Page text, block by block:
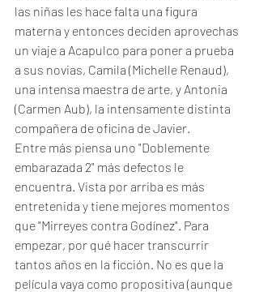
las niñas les hace falta una figura
materna y entonces deciden aprovechas
un viaje a Acapulco para poner a prueba
a sus novias, Camila (Michelle Renaud),
una intensa maestra de arte, y Antonia
(Carmen Aub), la intensamente distinta
compañera de oficina de Javier.
Entre más piensa uno "Doblemente
embarazada 2" más defectos le
encuentra. Vista por arriba es más
entretenida y tiene mejores momentos
que "Mirreyes contra Godínez". Para
empezar, por qué hacer transcurrir
tantos años en la ficción. No es que la
película vaya como propositiva (aunque